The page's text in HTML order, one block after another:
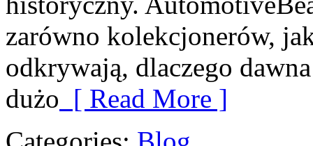
zarówno kolekcjonerów,
odkrywają, dlaczego
dużo [ Read More ]